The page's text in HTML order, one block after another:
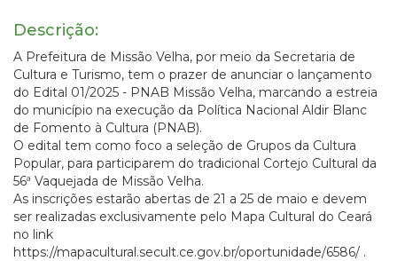
Descrição:
A Prefeitura de Missão Velha, por meio da Secretaria de
Cultura e Turismo, tem o prazer de anunciar o lançamento
do Edital 01/2025 - PNAB Missão Velha, marcando a estreia
do município na execução da Política Nacional Aldir Blanc
de Fomento à Cultura (PNAB).
O edital tem como foco a seleção de Grupos da Cultura
Popular, para participarem do tradicional Cortejo Cultural da
56ª Vaquejada de Missão Velha.
As inscrições estarão abertas de 21 a 25 de maio e devem
ser realizadas exclusivamente pelo Mapa Cultural do Ceará
no link
https://mapacultural.secult.ce.gov.br/oportunidade/6586/ .